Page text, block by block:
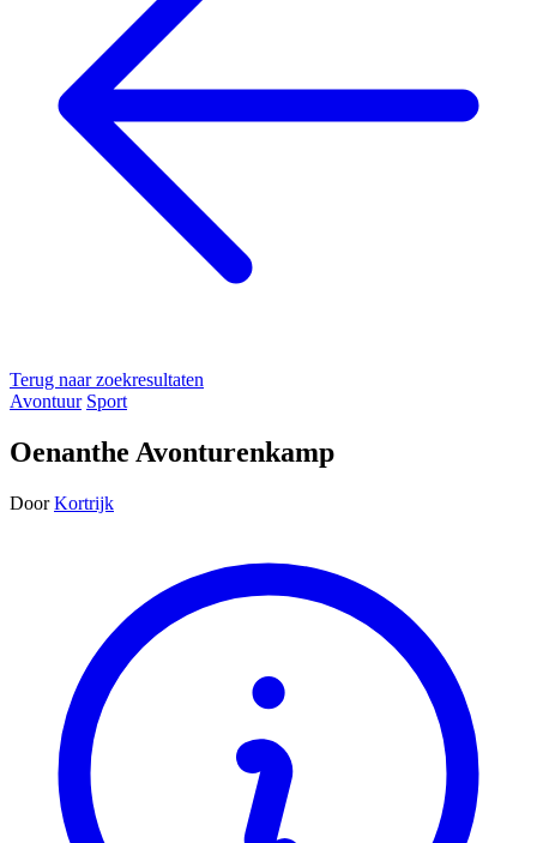
Terug naar zoekresultaten
Avontuur Sport
Oenanthe Avonturenkamp
Door Kortrijk